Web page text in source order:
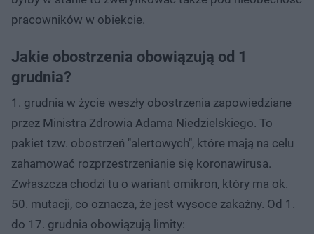
pracowników w obiekcie.​
Jakie obostrzenia obowiązują od 1
grudnia?
1. grudnia w życie weszły obostrzenia zapowiedziane
przez Ministra Zdrowia Adama Niedzielskiego. To
pakiet tzw. obostrzeń "alertowych", które mają na celu
zahamować rozprzestrzenianie się koronawirusa.
Zwłaszcza chodzi tu o wariant omikron, który ma ok.
50. mutacji, co oznacza, że jest wysoce zakaźny. Od 1.
do 17. grudnia obowiązują limity: